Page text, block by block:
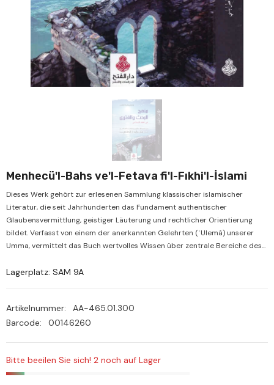
Menhecü'l-Bahs ve'l-Fetava fi'l-Fıkhi'l-İslami
Dieses Werk gehört zur erlesenen Sammlung klassischer islamischer
Literatur, die seit Jahrhunderten das Fundament authentischer
Glaubensvermittlung, geistiger Läuterung und rechtlicher Orientierung
bildet. Verfasst von einem der anerkannten Gelehrten (ʿUlemâ) unserer
Umma, vermittelt das Buch wertvolles Wissen über zentrale Bereiche des...
Lagerplatz: SAM 9A
Artikelnummer:
AA-465.01.300
Barcode:
00146260
Bitte beeilen Sie sich! 2 noch auf Lager